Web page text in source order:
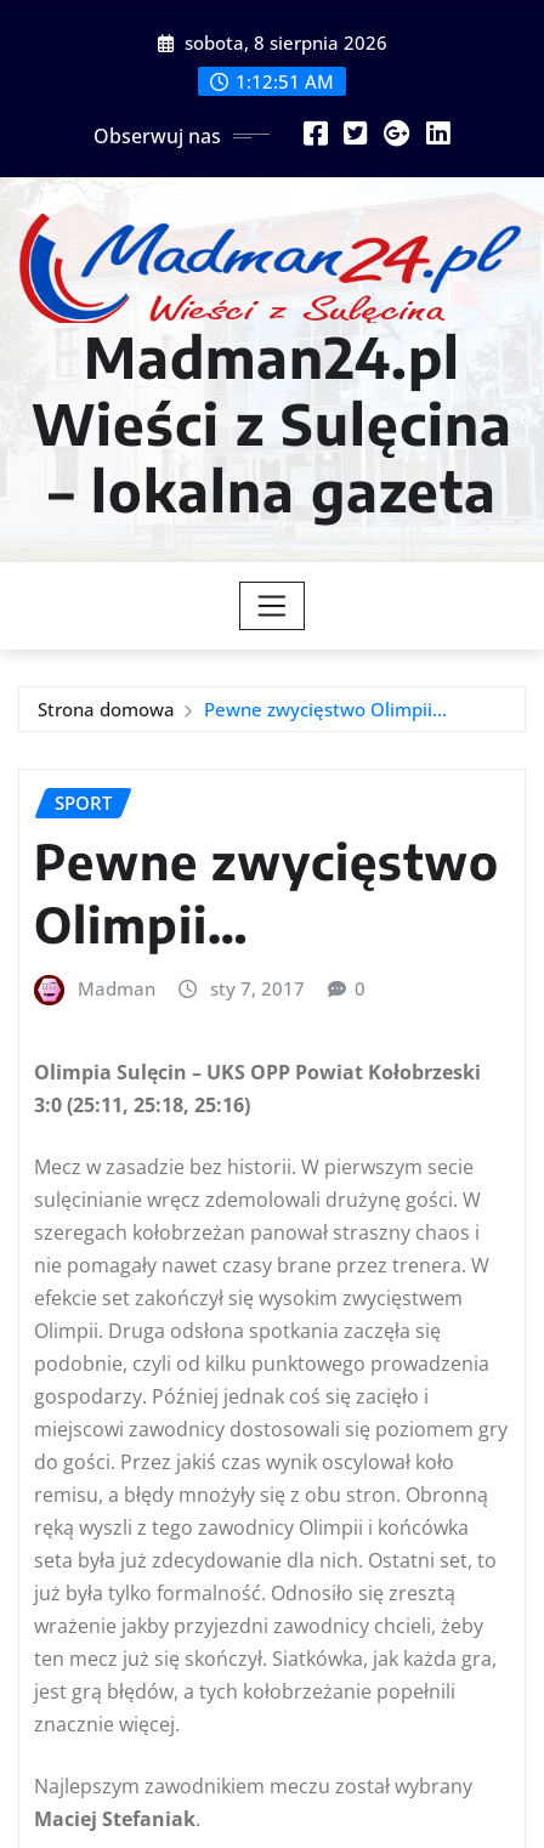
sobota, 8 sierpnia 2026
1:12:54 AM
Obserwuj nas
Madman24.pl
Wieści z Sulęcina
– lokalna gazeta
Strona domowa Pewne zwycięstwo Olimpii…
SPORT
Pewne zwycięstwo
Olimpii…
Madman sty 7, 2017 0
Olimpia Sulęcin – UKS OPP Powiat Kołobrzeski
3:0 (25:11, 25:18, 25:16)
Mecz w zasadzie bez historii. W pierwszym secie
sulęcinianie wręcz zdemolowali drużynę gości. W
szeregach kołobrzeżan panował straszny chaos i
nie pomagały nawet czasy brane przez trenera. W
efekcie set zakończył się wysokim zwycięstwem
Olimpii. Druga odsłona spotkania zaczęła się
podobnie, czyli od kilku punktowego prowadzenia
gospodarzy. Później jednak coś się zacięło i
miejscowi zawodnicy dostosowali się poziomem gry
do gości. Przez jakiś czas wynik oscylował koło
remisu, a błędy mnożyły się z obu stron. Obronną
ręką wyszli z tego zawodnicy Olimpii i końcówka
seta była już zdecydowanie dla nich. Ostatni set, to
już była tylko formalność. Odnosiło się zresztą
wrażenie jakby przyjezdni zawodnicy chcieli, żeby
ten mecz już się skończył. Siatkówka, jak każda gra,
jest grą błędów, a tych kołobrzeżanie popełnili
znacznie więcej.
Najlepszym zawodnikiem meczu został wybrany
Maciej Stefaniak.